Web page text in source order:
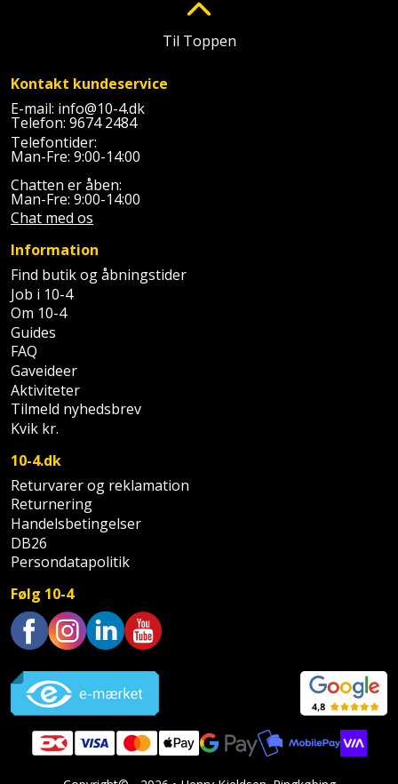
teleskopstøtte
Stålbørste
Stige
Stillads
Tænger
Tagpapbrænder
Tapetværktøj
Tommestok
Tømrervinkel
Tragt
Ud-
og
aftrækker
Værktøjskasse
opbevaring
Værktøjssæt
Multicuttertilbehør
Multisliber
Overfræser
Overfræsertilbehør
Polermaskine
Rillefræser
Røreværk
Rotationslaser
Rundsav
Rundsavsklinge
Rystepudser
Rystepudsertilbehør
Slagboremaskine
Slagnøgle
Slagnøgletilbehør
Slagskruetrækker
Rengøring
Shelter
Sikkerhed
i
hjemmet
Skadedyrsbekæmpelse
Skraldespandsskjuler
Skydelåge
Støttemur
Støvsuger
Strygejern
Terrassevarmer
Tørrestativ
Udebruser
afskærmning
Til Toppen
Kontakt kundeservice
E-mail: info@10-4.dk
Telefon: 9674 2484
Telefontider:
Man-Fre: 9:00-14:00
Chatten er åben:
Man-Fre: 9:00-14:00
Chat med os
Information
Find butik og åbningstider
Job i 10-4
Om 10-4
Guides
FAQ
Gaveideer
Aktiviteter
Tilmeld nyhedsbrev
Kvik kr.
10-4.dk
Returvarer og reklamation
Returnering
Handelsbetingelser
DB26
Persondatapolitik
Følg 10-4